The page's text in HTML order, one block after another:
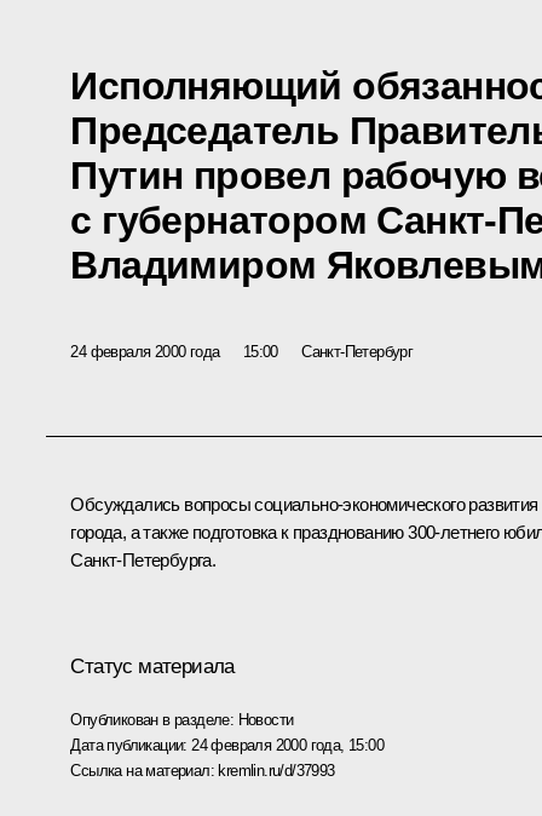
Исполняющий
Председатель
Путин провел рабочую
с губернатором Санкт-
Владимиром
24 февраля 2000 года 15:00 Санкт-Петербург
Обсуждались вопросы социально-экономического развития
города, а также подготовка к празднованию 300-летнего
Санкт-Петербурга.
Статус материала
Опубликован в разделе: Новости
Дата публикации: 24 февраля 2000 года, 15:00
Ссылка на материал:kremlin.ru/d/37993